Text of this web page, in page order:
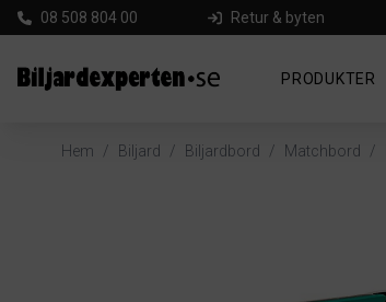
08 508 804 00 Retur & byten
PRODUKTER
Hem / Biljard / Biljardbord / Matchbord /